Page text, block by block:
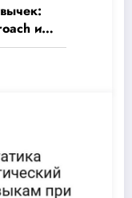
и